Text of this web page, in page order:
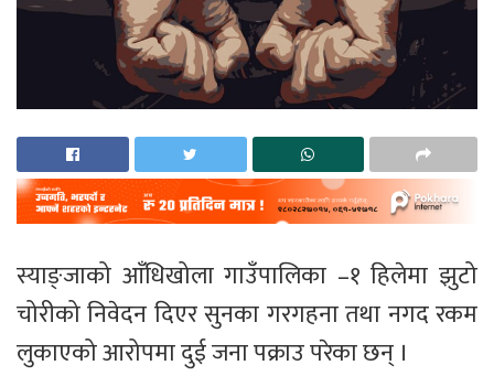
स्याङ्जाको आँधिखोला गाउँपालिका –१ हिलेमा झुटो
चोरीको निवेदन दिएर सुनका गरगहना तथा नगद रकम
लुकाएको आरोपमा दुई जना पक्राउ परेका छन् ।